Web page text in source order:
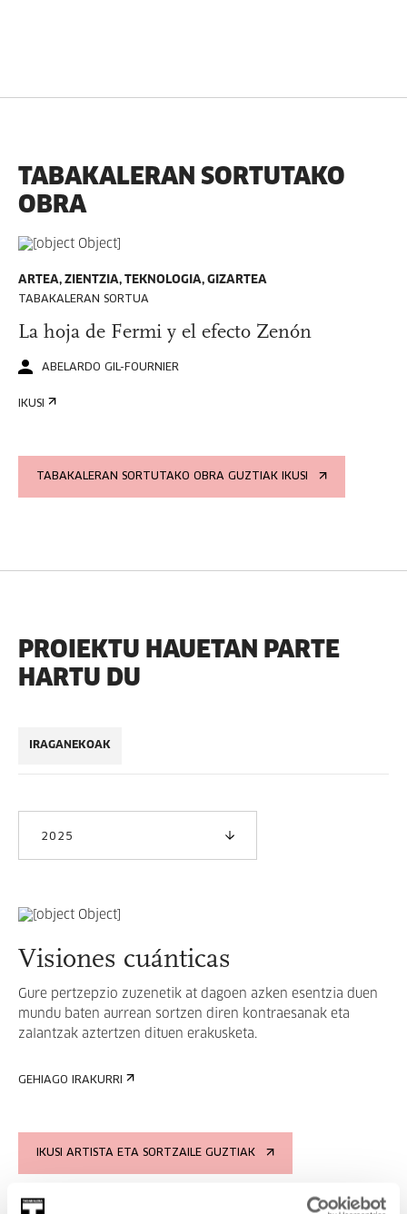
TABAKALERAN SORTUTAKO
OBRA
ARTEA, ZIENTZIA, TEKNOLOGIA, GIZARTEA
TABAKALERAN SORTUA
La hoja de Fermi y el efecto Zenón
ABELARDO GIL-FOURNIER
IKUSI
TABAKALERAN SORTUTAKO OBRA GUZTIAK IKUSI
PROIEKTU HAUETAN PARTE
HARTU DU
IRAGANEKOAK
2025
Visiones cuánticas
Gure pertzepzio zuzenetik at dagoen azken esentzia duen
mundu baten aurrean sortzen diren kontraesanak eta
zalantzak aztertzen dituen erakusketa.
GEHIAGO IRAKURRI
IKUSI ARTISTA ETA SORTZAILE GUZTIAK